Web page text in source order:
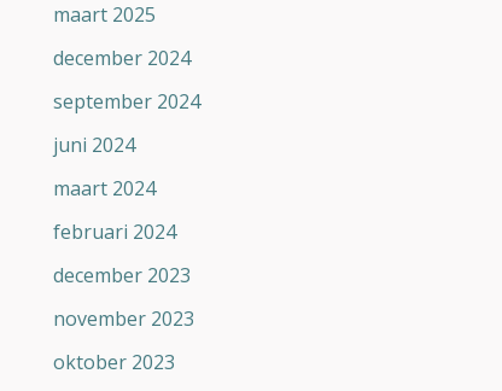
maart 2025
december 2024
september 2024
juni 2024
maart 2024
februari 2024
december 2023
november 2023
oktober 2023